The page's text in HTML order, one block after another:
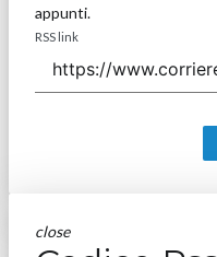
appunti.
RSS link
close